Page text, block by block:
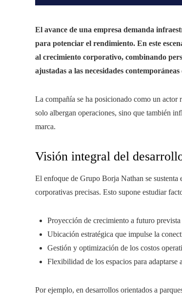
El avance de una empresa demanda
para potenciar el rendimiento. En este
al crecimiento corporativo, combinando
ajustadas a las necesidades
La compañía se ha posicionado como un
solo albergan operaciones, sino que también
marca.
Visión integral del
El enfoque de Grupo Borja Nathan se
corporativas precisas. Esto supone estudiar
Proyección de crecimiento a futuro
Ubicación estratégica que impulse la
Gestión y optimización de los costos
Flexibilidad de los espacios para
Por ejemplo, en desarrollos orientados a